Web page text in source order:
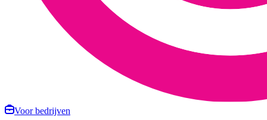
Voor bedrijven